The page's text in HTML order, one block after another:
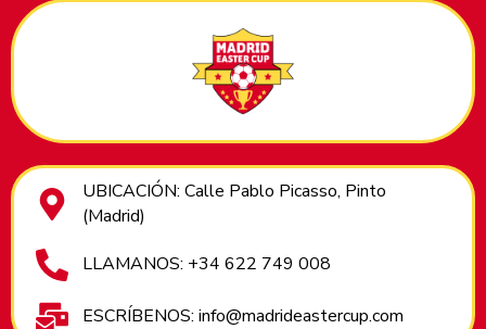
UBICACIÓN: Calle Pablo Picasso, Pinto
(Madrid)
LLAMANOS: +34 622 749 008
ESCRÍBENOS: info@madrideastercup.com